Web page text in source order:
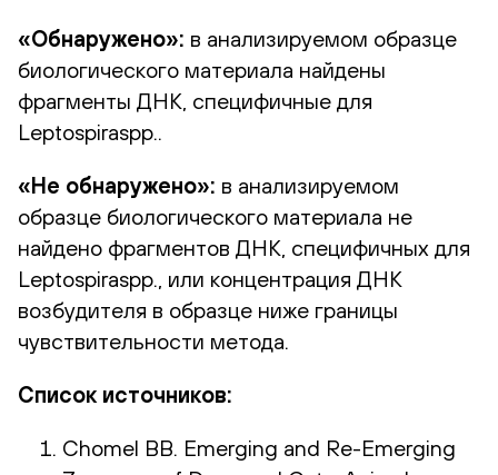
«Обнаружено»: в анализируемом образце
биологического материала найдены
фрагменты ДНК, специфичные для
Leptospiraspp..
«Не обнаружено»: в анализируемом
образце биологического материала не
найдено фрагментов ДНК, специфичных для
Leptospiraspp., или концентрация ДНК
возбудителя в образце ниже границы
чувствительности метода.
Список источников:
Chomel BB. Emerging and Re-Emerging